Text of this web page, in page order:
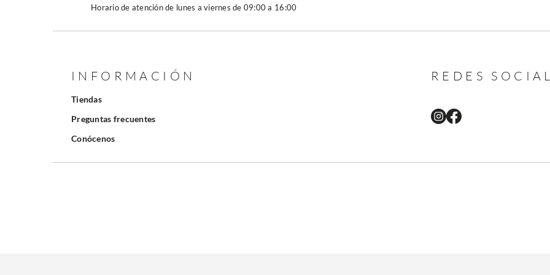
Horario de atención de lunes a viernes de 09:00 a 16:00
INFORMACIÓN
Tiendas
Preguntas frecuentes
Conócenos
REDES